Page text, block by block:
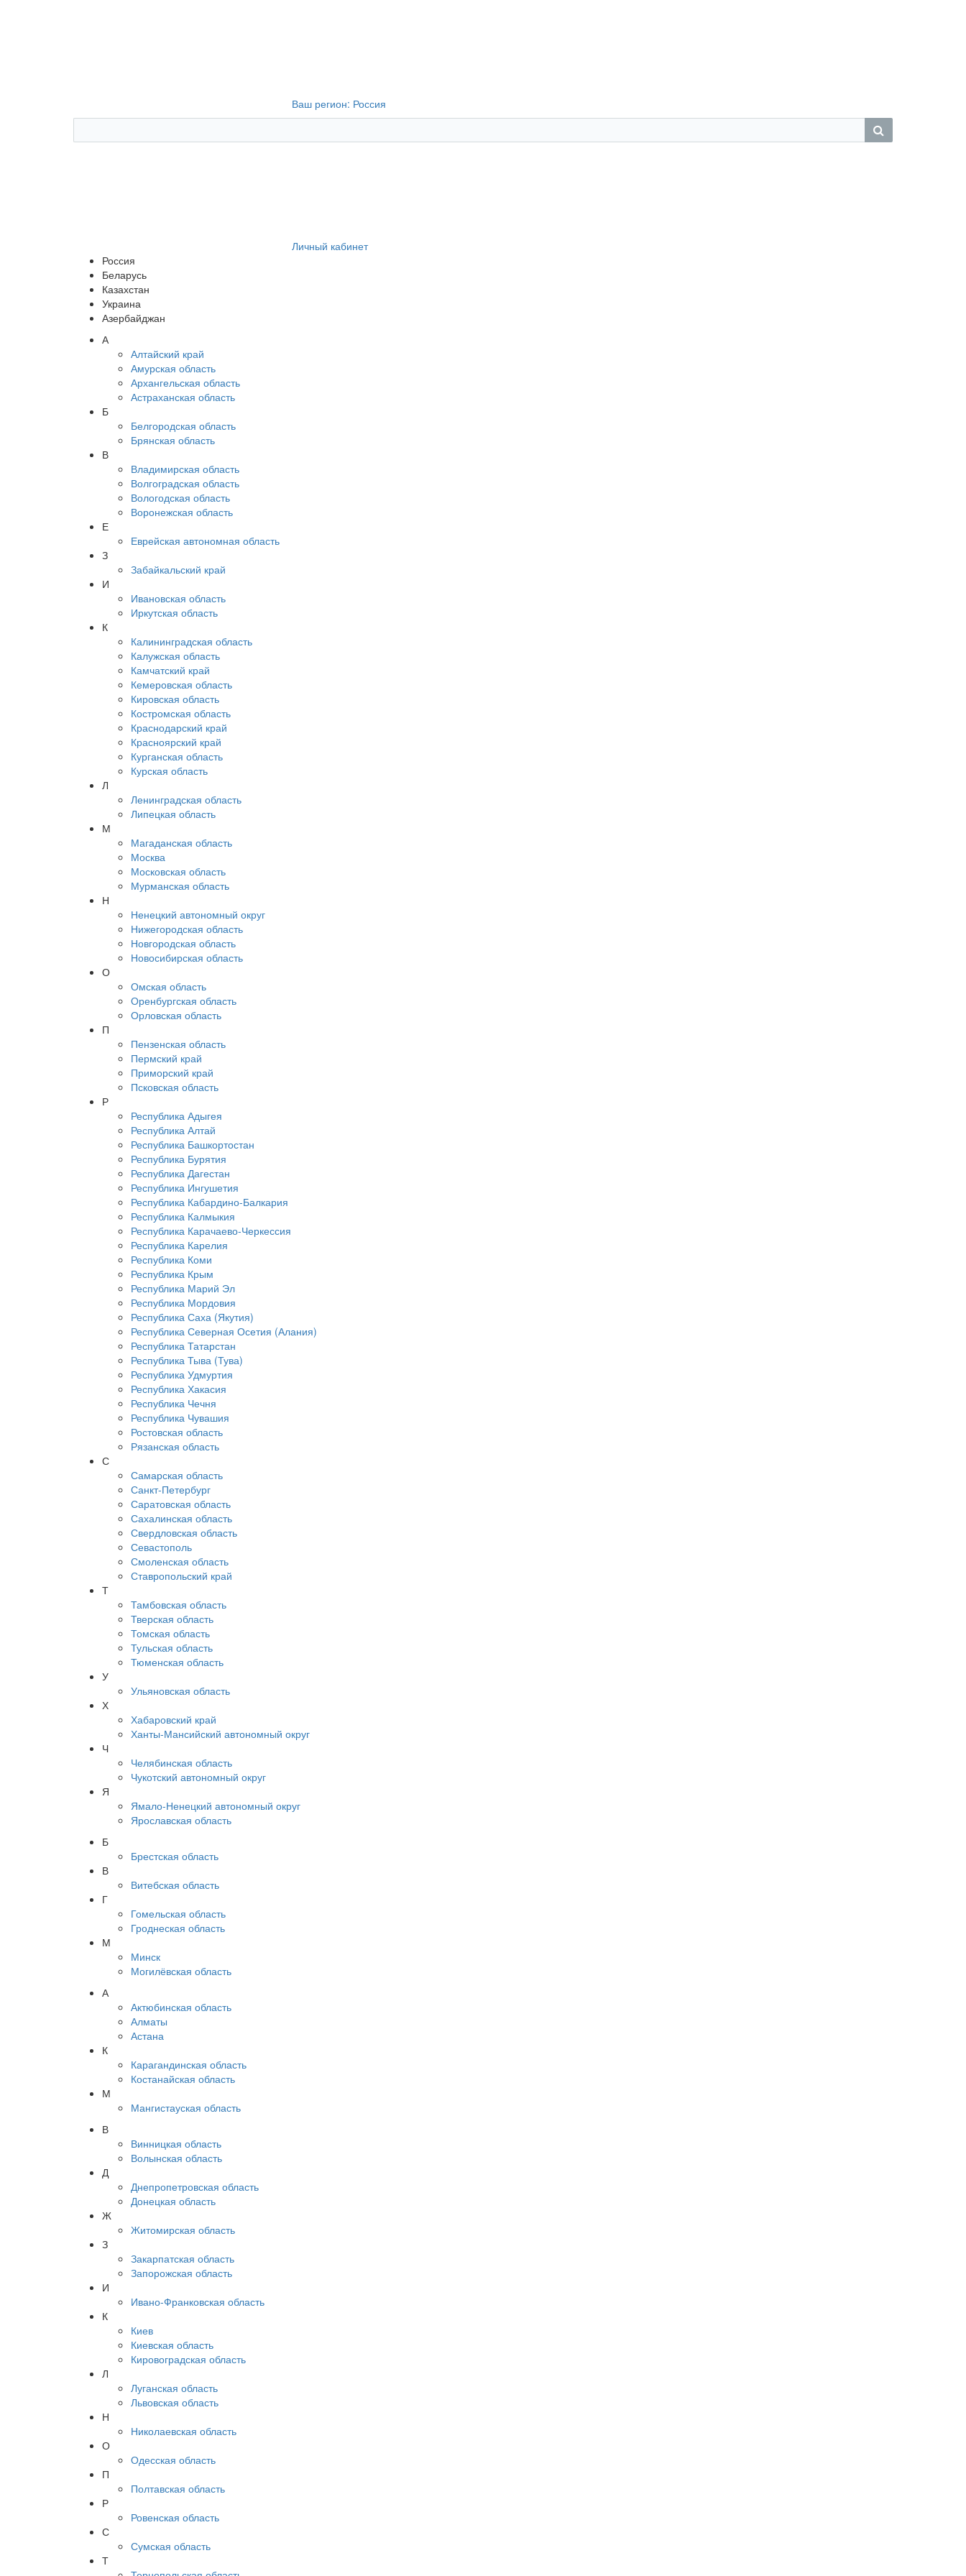
Ваш регион: Россия
Личный кабинет
Россия
Беларусь
Казахстан
Украина
Азербайджан
А
Алтайский край
Амурская область
Архангельская область
Астраханская область
Б
Белгородская область
Брянская область
В
Владимирская область
Волгоградская область
Вологодская область
Воронежская область
Е
Еврейская автономная область
З
Забайкальский край
И
Ивановская область
Иркутская область
К
Калининградская область
Калужская область
Камчатский край
Кемеровская область
Кировская область
Костромская область
Краснодарский край
Красноярский край
Курганская область
Курская область
Л
Ленинградская область
Липецкая область
М
Магаданская область
Москва
Московская область
Мурманская область
Н
Ненецкий автономный округ
Нижегородская область
Новгородская область
Новосибирская область
О
Омская область
Оренбургская область
Орловская область
П
Пензенская область
Пермский край
Приморский край
Псковская область
Р
Республика Адыгея
Республика Алтай
Республика Башкортостан
Республика Бурятия
Республика Дагестан
Республика Ингушетия
Республика Кабардино-Балкария
Республика Калмыкия
Республика Карачаево-Черкессия
Республика Карелия
Республика Коми
Республика Крым
Республика Марий Эл
Республика Мордовия
Республика Саха (Якутия)
Республика Северная Осетия (Алания)
Республика Татарстан
Республика Тыва (Тува)
Республика Удмуртия
Республика Хакасия
Республика Чечня
Республика Чувашия
Ростовская область
Рязанская область
С
Самарская область
Санкт-Петербург
Саратовская область
Сахалинская область
Свердловская область
Севастополь
Смоленская область
Ставропольский край
Т
Тамбовская область
Тверская область
Томская область
Тульская область
Тюменская область
У
Ульяновская область
Х
Хабаровский край
Ханты-Мансийский автономный округ
Ч
Челябинская область
Чукотский автономный округ
Я
Ямало-Ненецкий автономный округ
Ярославская область
Б
Брестская область
В
Витебская область
Г
Гомельская область
Гроднеская область
М
Минск
Могилёвская область
А
Актюбинская область
Алматы
Астана
К
Карагандинская область
Костанайская область
М
Мангистауская область
В
Винницкая область
Волынская область
Д
Днепропетровская область
Донецкая область
Ж
Житомирская область
З
Закарпатская область
Запорожская область
И
Ивано-Франковская область
К
Киев
Киевская область
Кировоградская область
Л
Луганская область
Львовская область
Н
Николаевская область
О
Одесская область
П
Полтавская область
Р
Ровенская область
С
Сумская область
Т